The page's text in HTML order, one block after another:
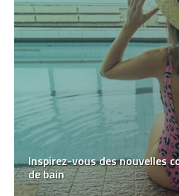
Inspirez-vous des nouvelles
de bain